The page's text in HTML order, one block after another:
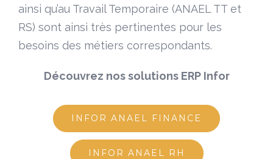
ainsi qu’au Travail Temporaire (ANAEL TT et
RS) sont ainsi très pertinentes pour les
besoins des métiers correspondants.
Découvrez nos solutions ERP Infor
INFOR ANAEL FINANCE
INFOR ANAEL RH